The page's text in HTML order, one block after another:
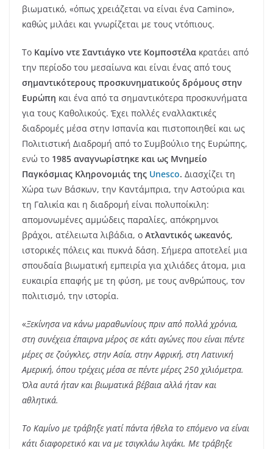
βιωματικό, «όπως χρειάζεται να είναι ένα Camino»,
καθώς μιλάει και γνωρίζεται με τους ντόπιους.
Το Καμίνο ντε Σαντιάγκο ντε Κομποστέλα κρατάει από
την περίοδο του μεσαίωνα και είναι ένας από τους
σημαντικότερους προσκυνηματικούς δρόμους στην
Ευρώπη και ένα από τα σημαντικότερα προσκυνήματα
για τους Καθολικούς. Έχει πολλές εναλλακτικές
διαδρομές μέσα στην Ισπανία και πιστοποιηθεί και ως
Πολιτιστική Διαδρομή από το Συμβούλιο της Ευρώπης,
ενώ το 1985 αναγνωρίστηκε και ως Μνημείο
Παγκόσμιας Κληρονομιάς της Unesco. Διασχίζει τη
Χώρα των Βάσκων, την Καντάμπρια, την Αστούρια και
τη Γαλικία και η διαδρομή είναι πολυποίκιλη:
απομονωμένες αμμώδεις παραλίες, απόκρημνοι
βράχοι, ατέλειωτα λιβάδια, ο Ατλαντικός ωκεανός,
ιστορικές πόλεις και πυκνά δάση. Σήμερα αποτελεί μια
σπουδαία βιωματική εμπειρία για χιλιάδες άτομα, μια
ευκαιρία επαφής με τη φύση, με τους ανθρώπους, τον
πολιτισμό, την ιστορία.
«Ξεκίνησα να κάνω μαραθωνίους πριν από πολλά χρόνια,
στη συνέχεια έπαιρνα μέρος σε κάτι αγώνες που είναι πέντε
μέρες σε ζούγκλες, στην Ασία, στην Αφρική, στη Λατινική
Αμερική, όπου τρέχεις μέσα σε πέντε μέρες 250 χιλιόμετρα.
Όλα αυτά ήταν και βιωματικά βέβαια αλλά ήταν και
αθλητικά.
Το Καμίνο με τράβηξε γιατί πάντα ήθελα το επόμενο να είναι
κάτι διαφορετικό και να με τσιγκλάω λιγάκι. Με τράβηξε